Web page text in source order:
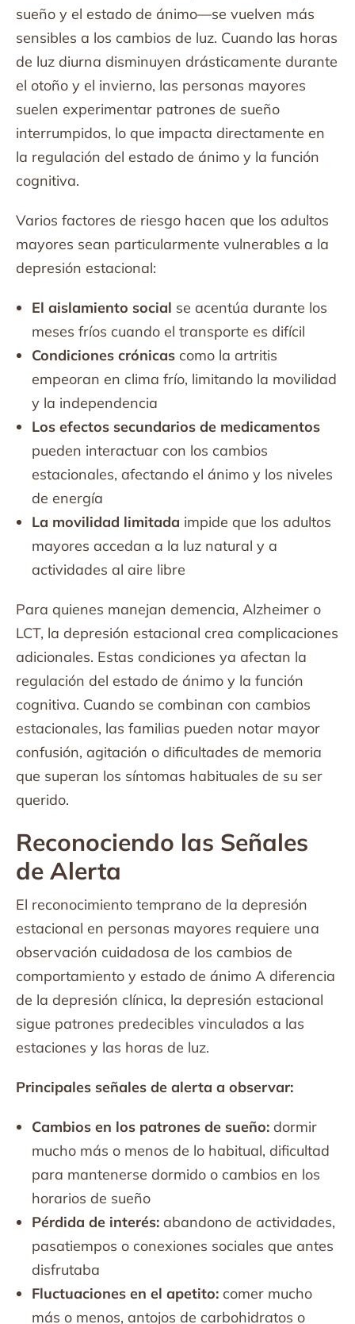
sueño y el estado de ánimo—se vuelven más
sensibles a los cambios de luz. Cuando las horas
de luz diurna disminuyen drásticamente durante
el otoño y el invierno, las personas mayores
suelen experimentar patrones de sueño
interrumpidos, lo que impacta directamente en
la regulación del estado de ánimo y la función
cognitiva.
Varios factores de riesgo hacen que los adultos
mayores sean particularmente vulnerables a la
depresión estacional:
El aislamiento social se acentúa durante los
meses fríos cuando el transporte es difícil
Condiciones crónicas como la artritis
empeoran en clima frío, limitando la movilidad
y la independencia
Los efectos secundarios de medicamentos
pueden interactuar con los cambios
estacionales, afectando el ánimo y los niveles
de energía
La movilidad limitada impide que los adultos
mayores accedan a la luz natural y a
actividades al aire libre
Para quienes manejan demencia, Alzheimer o
LCT, la depresión estacional crea complicaciones
adicionales. Estas condiciones ya afectan la
regulación del estado de ánimo y la función
cognitiva. Cuando se combinan con cambios
estacionales, las familias pueden notar mayor
confusión, agitación o dificultades de memoria
que superan los síntomas habituales de su ser
querido.
Reconociendo las Señales
de Alerta
El reconocimiento temprano de la depresión
estacional en personas mayores requiere una
observación cuidadosa de los cambios de
comportamiento y estado de ánimo A diferencia
de la depresión clínica, la depresión estacional
sigue patrones predecibles vinculados a las
estaciones y las horas de luz.
Principales señales de alerta a observar:
Cambios en los patrones de sueño: dormir
mucho más o menos de lo habitual, dificultad
para mantenerse dormido o cambios en los
horarios de sueño
Pérdida de interés: abandono de actividades,
pasatiempos o conexiones sociales que antes
disfrutaba
Fluctuaciones en el apetito: comer mucho
más o menos, antojos de carbohidratos o